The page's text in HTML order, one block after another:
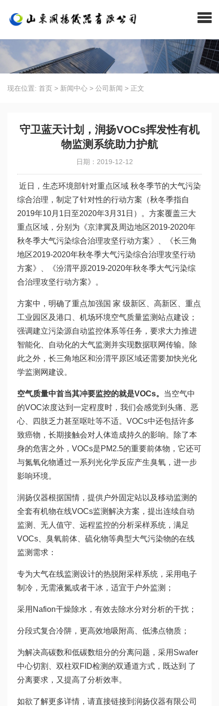
现在位置: 首页 > 新闻中心 > 公司新闻 > 正文
守卫蓝天计划，润扬VOCs挥发性有机
物监测系统助力护航
日期：2019-12-12
近日，生态环境部针对重点区域 秋冬季节的大气污染
综合治理，制定了针对性的行动方案（秋冬季指自
2019年10月1日至2020年3月31日）。方案覆盖三大
重点区域，分别为《京津冀及周边地区2019-2020年
秋冬季大气污染综合治理攻坚行动方案》、《长三角
地区2019-2020年秋冬季大气污染综合治理攻坚行动
方案》、《汾渭平原2019-2020年秋冬季大气污染综
合治理攻坚行动方案》。
方案中，明确了重点加强国 家 级新区、高新区、重点
工业园区及港口、机场环境空气质量监测站点建设；
强调建立污染源自动监控体系等任务，要求大力推进
智能化、自动化的大气监测并实现数据联网传输。除
此之外，长三角地区和汾渭平原区域还需要加快光化
学监测网建设。
空气质量中首当其冲要监控的就是VOCs。 当空气中
的VOC浓度达到一定程度时，我们会感觉到头痛、恶
心、四肢乏力甚至呕吐等不适。VOCs中还包括许多
致癌物，长期接触会对人体造成持久的影响。除了本
身的危害之外，VOCs是PM2.5的重要前体物，它还可
与氮氧化物通过一系列光化学反应产生臭氧，进一步
影响环境。
润扬仪器根据国情，提供户外固定站以及移动监测的
全套有机物在线VOCs监测解决方案，提出连续自动
监测、无人值守、远程监控的分析采样系统，满足
VOCs、臭氧前体、硫化物等典型大气污染物的在线
监测需求：
专为大气在线监测设计的热脱附采样系统，采用电子
制冷，无需液氮或者干冰，适宜于户外监测；
采用Nafion干燥除水，有效去除水分对分析的干扰；
分段式复合冷阱，更高效地吸附高、低沸点物质；
为解决高碳数和低碳数组分的分离问题，采用Swafer
中心切割、双柱双FID检测的双通道方式，既达到 了
分离要求，又提高了分析效率。
如欲了解更多详情，请直接链接到润扬仪器有限公司